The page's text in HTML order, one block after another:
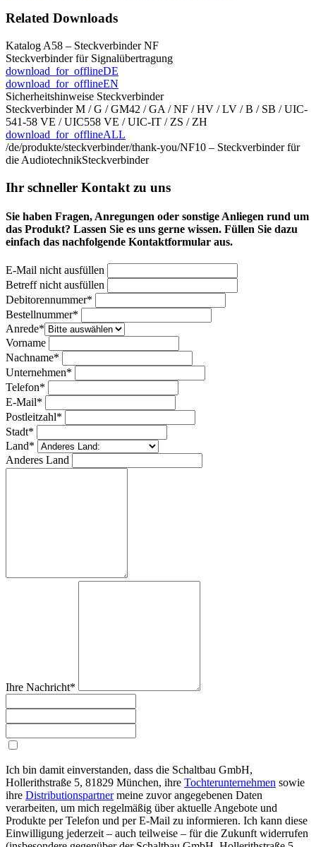
Related Downloads
Katalog A58 – Steckverbinder NF
Steckverbinder für Signalübertragung
download_for_offlineDE
download_for_offlineEN
Sicherheitshinweise Steckverbinder
Steckverbinder M / G / GM42 / GA / NF / HV / LV / B / SB / UIC-
541-58 VE / UIC558 VE / UIC-IT / ZS / ZH
download_for_offlineALL
/de/produkte/steckverbinder/thank-you/NF10 – Steckverbinder für
die AudiotechnikSteckverbinder
Ihr schneller Kontakt zu uns
Sie haben Fragen, Anregungen oder sonstige Anliegen rund um
das Produkt? Lassen Sie es uns gerne wissen. Füllen Sie dazu
einfach das nachfolgende Kontaktformular aus.
E-Mail nicht ausfüllen
Betreff nicht ausfüllen
Bitte nicht ausfüllen
Debitorennummer*
Bestellnummer*
Anrede*
Vorname
Nachname*
Unternehmen*
Telefon*
E-Mail*
Postleitzahl*
Stadt*
Land*
Anderes Land
Ihre Nachricht*
Ich bin damit einverstanden, dass die Schaltbau GmbH,
Hollerithstraße 5, 81829 München, ihre Tochterunternehmen sowie
ihre Distributionspartnermeine zuvor angegebenen Daten
verarbeiten, um mich regelmäßig über aktuelle Angebote und
Produkte per Telefon und per E-Mail zu informieren. Ich kann diese
Einwilligung jederzeit – auch teilweise – für die Zukunft widerrufen